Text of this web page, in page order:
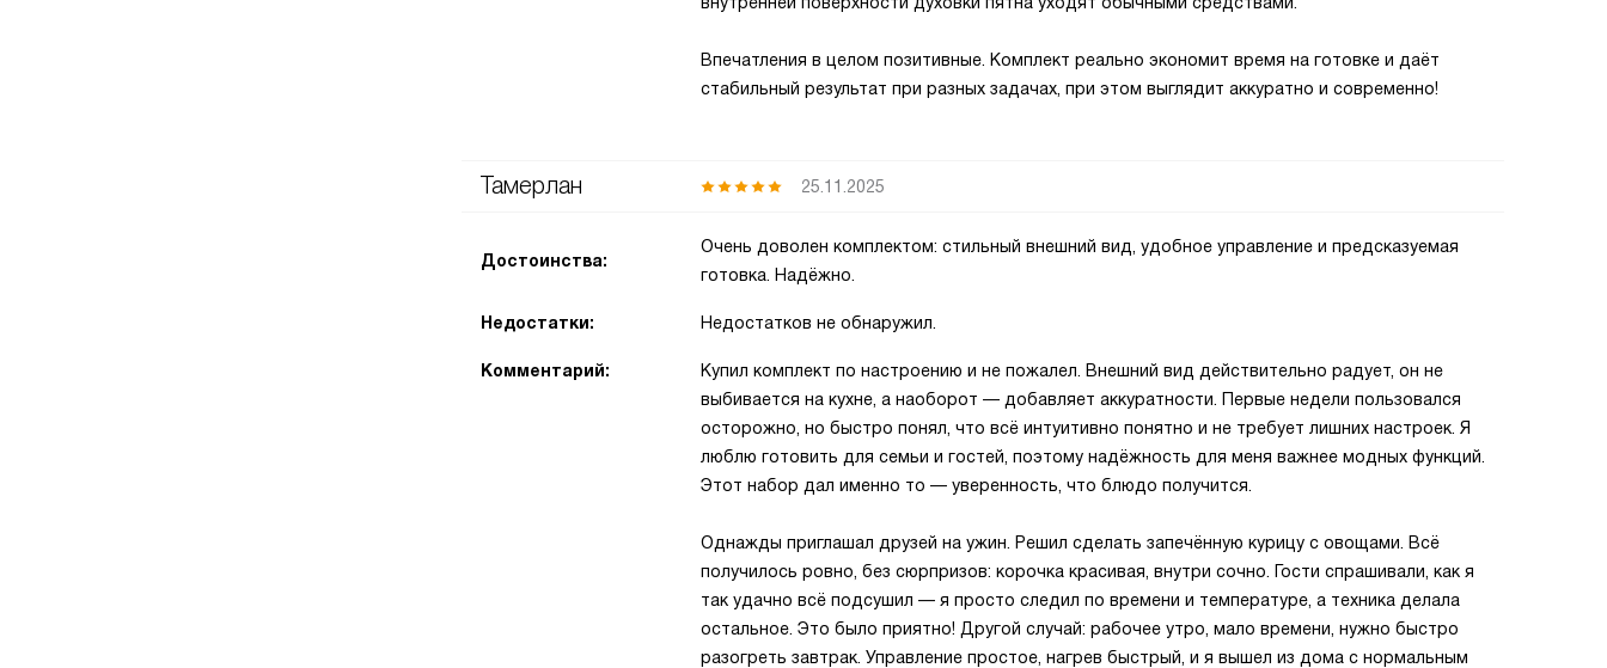
Впечатления в целом позитивные. Комплект реально экономит время на готовке и даёт
стабильный результат при разных задачах, при этом выглядит аккуратно и современно!
Тамерлан 25.11.2025
Достоинства:
Очень доволен комплектом: стильный внешний вид, удобное управление и предсказуемая
готовка. Надёжно.
Недостатки: Недостатков не обнаружил.
Комментарий:
Купил комплект по настроению и не пожалел. Внешний вид действительно радует, он не
выбивается на кухне, а наоборот — добавляет аккуратности. Первые недели пользовался
осторожно, но быстро понял, что всё интуитивно понятно и не требует лишних настроек. Я
люблю готовить для семьи и гостей, поэтому надёжность для меня важнее модных функций.
Этот набор дал именно то — уверенность, что блюдо получится.
Однажды приглашал друзей на ужин. Решил сделать запечённую курицу с овощами. Всё
получилось ровно, без сюрпризов: корочка красивая, внутри сочно. Гости спрашивали, как я
так удачно всё подсушил — я просто следил по времени и температуре, а техника делала
остальное. Это было приятно! Другой случай: рабочее утро, мало времени, нужно быстро
разогреть завтрак. Управление простое, нагрев быстрый, и я вышел из дома с нормальным